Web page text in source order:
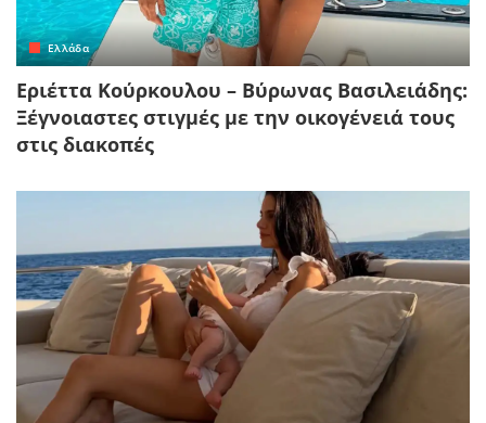
Ελλάδα
Εριέττα Κούρκουλου – Βύρωνας Βασιλειάδης:
Ξέγνοιαστες στιγμές με την οικογένειά τους
στις διακοπές